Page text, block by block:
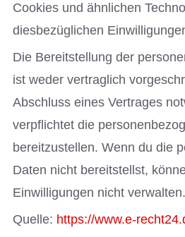
Cookies und ähnlichen
diesbezüglichen
Die Bereitstellung der
ist weder vertraglich
Abschluss eines Vertrages
verpflichtet die
bereitzustellen. Wenn du die
Daten nicht bereitstellst,
Einwilligungen nicht verwalten.
Quelle: https://www.e-